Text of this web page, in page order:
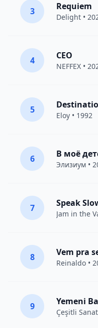
3 Requiem
Delight •
4 CEO
NEFFEX •
5
Eloy • 1992
6 В моё
Элизиум •
7 Speak
Jam in the
8 Vem pra
Reinaldo •
9 Yemeni
Çeşitli